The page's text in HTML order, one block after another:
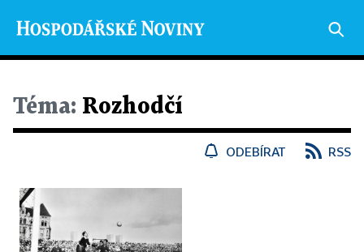
Téma: Rozhodčí
ODEBÍRAT RSS